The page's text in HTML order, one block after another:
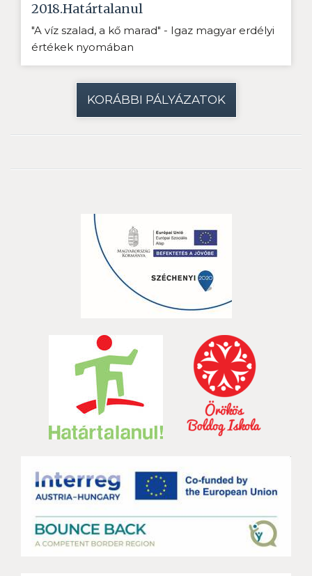
2018.Határtalanul
"A víz szalad, a kő marad" - Igaz magyar erdélyi
értékek nyomában
KORÁBBI PÁLYÁZATOK